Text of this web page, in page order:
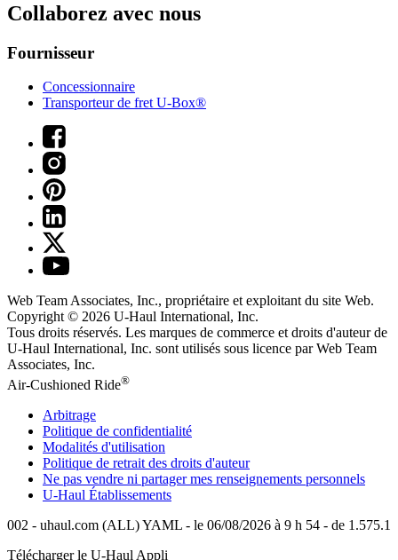
Collaborez avec nous
Fournisseur
Concessionnaire
Transporteur de fret U-Box®
Web Team Associates, Inc., propriétaire et exploitant du site Web.
Copyright © 2026 U-Haul International, Inc.
Tous droits réservés. Les marques de commerce et droits d'auteur de
U-Haul International, Inc. sont utilisés sous licence par Web Team
Associates, Inc.
Air-Cushioned Ride®
Arbitrage
Politique de confidentialité
Modalités d'utilisation
Politique de retrait des droits d'auteur
Ne pas vendre ni partager mes renseignements personnels
U-Haul Établissements
002 - uhaul.com (ALL) YAML - le 06/08/2026 à 9 h 54 - de 1.575.1
Télécharger le U-Haul Appli